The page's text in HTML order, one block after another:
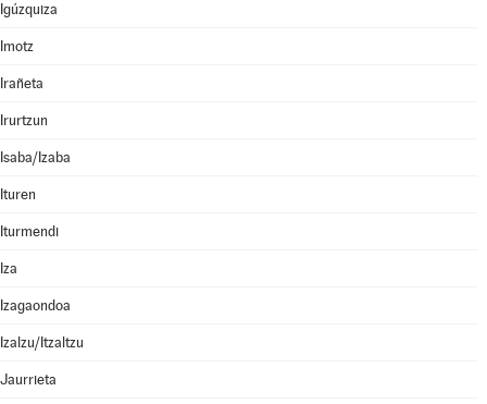
Igúzquiza
Imotz
Irañeta
Irurtzun
Isaba/Izaba
Ituren
Iturmendi
Iza
Izagaondoa
Izalzu/Itzaltzu
Jaurrieta